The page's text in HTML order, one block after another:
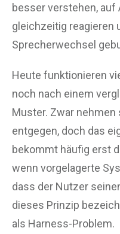
besser verstehen, auf
gleichzeitig reagieren
Sprecherwechsel
Heute funktionieren
noch nach einem
Muster. Zwar
entgegen, doch das
bekommt häufig erst
wenn vorgelagerte
dass der Nutzer
dieses Prinzip
als Harness-Problem.